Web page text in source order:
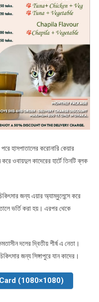
হাসপাতালের করোনারি কেয়ার
ওবায়দুল কাদেরের হার্টে তিনটি ব্লক
জন্য এয়ার অ্যাম্বুলেন্সে করে
ভর্তি করা হয়। এরপর থেকে
দলের দ্বিতীয় শীর্ষ এ নেতা।
জন্য সিঙ্গাপুরে যান কাদের।
(1080×1080)